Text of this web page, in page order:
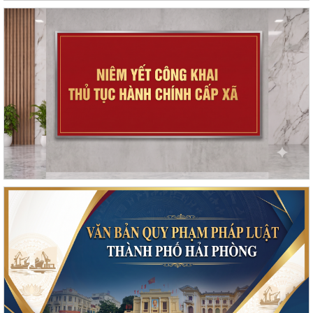
Kế hoạch thực hiện Nghị quyết số 11-NQ/TU, ngày 15/7/2026 của Ban
Chấp hành Đảng bộ thành phố về...
Tăng cường công tác đấu tranh, ngăn chặn hoạt động săn bắt, buôn
bán trái phép chim hoang dã,...
Thông báo phun trừ sâu cuốn lá nhỏ lứa 5 gây hại lúa vụ Mùa năm
Phối hợp triển khai các hoạt động trước khi ngừng hoạt động mạng
thông tin di động công nghệ 2G
Thông báo Tuyển ứng viên điều dưỡng, nhân viên chăm sóc đi làm việc
tại Nhật Bản theo chương trình...